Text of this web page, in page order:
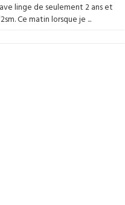
linge de seulement 2 ans et
Ce matin lorsque je ...